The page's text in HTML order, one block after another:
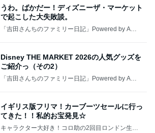
うわ。ばかだー！ディズニーザ・マーケット
で起こした大失敗談。
「吉田さんちのファミリー日記」Powered by Ame
Disney THE MARKET 2026の人気グッズを
ご紹介っ（その2）
「吉田さんちのファミリー日記」Powered by Ame
イギリス版フリマ！カーブーツセールに行っ
てきた！！私的お宝発見☆
キャラクター大好き！コロ助の2回目ロンドン生活